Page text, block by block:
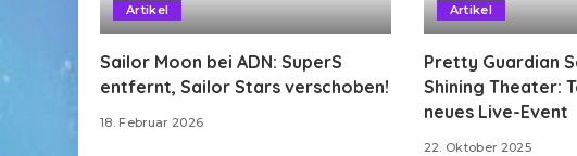
Artikel
Sailor Moon bei ADN: SuperS
entfernt, Sailor Stars verschoben!
18. Februar 2026
Artikel
Pretty Guardian
Shining Theater:
neues Live-Event
22. Oktober 2025